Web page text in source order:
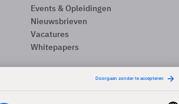
Events & Opleidingen
Nieuwsbrieven
Vacatures
Whitepapers